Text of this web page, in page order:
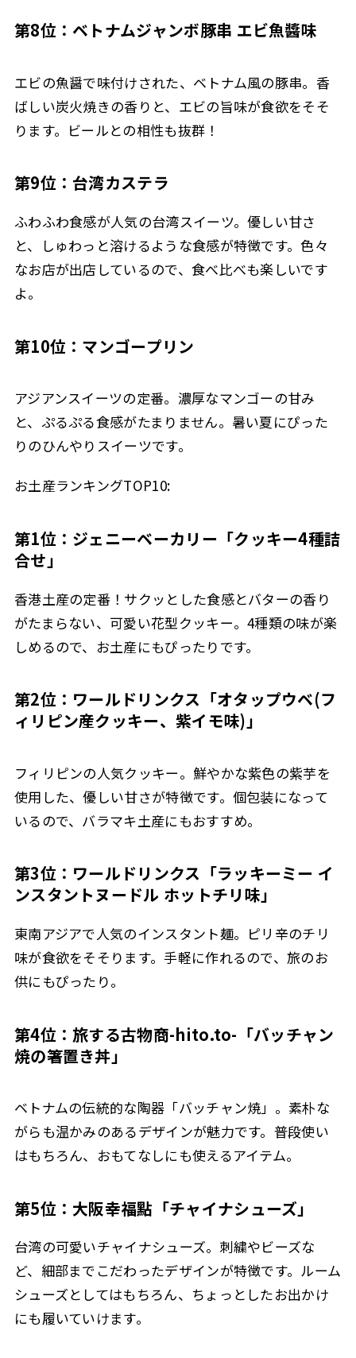
第8位：ベトナムジャンボ豚串 エビ魚醬味
エビの魚醤で味付けされた、ベトナム風の豚串。香
ばしい炭火焼きの香りと、エビの旨味が食欲をそそ
ります。ビールとの相性も抜群！
第9位：台湾カステラ
ふわふわ食感が人気の台湾スイーツ。優しい甘さ
と、しゅわっと溶けるような食感が特徴です。色々
なお店が出店しているので、食べ比べも楽しいです
よ。
第10位：マンゴープリン
アジアンスイーツの定番。濃厚なマンゴーの甘み
と、ぷるぷる食感がたまりません。暑い夏にぴった
りのひんやりスイーツです。
お土産ランキングTOP10:
第1位：ジェニーベーカリー「クッキー4種詰
合せ」
香港土産の定番！サクッとした食感とバターの香り
がたまらない、可愛い花型クッキー。4種類の味が楽
しめるので、お土産にもぴったりです。
第2位：ワールドリンクス「オタップウベ(フ
ィリピン産クッキー、紫イモ味)」
フィリピンの人気クッキー。鮮やかな紫色の紫芋を
使用した、優しい甘さが特徴です。個包装になって
いるので、バラマキ土産にもおすすめ。
第3位：ワールドリンクス「ラッキーミー イ
ンスタントヌードル ホットチリ味」
東南アジアで人気のインスタント麺。ピリ辛のチリ
味が食欲をそそります。手軽に作れるので、旅のお
供にもぴったり。
第4位：旅する古物商-hito.to-「バッチャン
焼の箸置き丼」
ベトナムの伝統的な陶器「バッチャン焼」。素朴な
がらも温かみのあるデザインが魅力です。普段使い
はもちろん、おもてなしにも使えるアイテム。
第5位：大阪幸福點「チャイナシューズ」
台湾の可愛いチャイナシューズ。刺繍やビーズな
ど、細部までこだわったデザインが特徴です。ルーム
シューズとしてはもちろん、ちょっとしたお出かけ
にも履いていけます。